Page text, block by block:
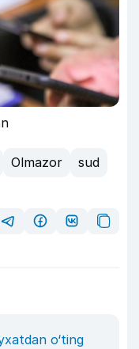
Olmazor
sud
o‘ting